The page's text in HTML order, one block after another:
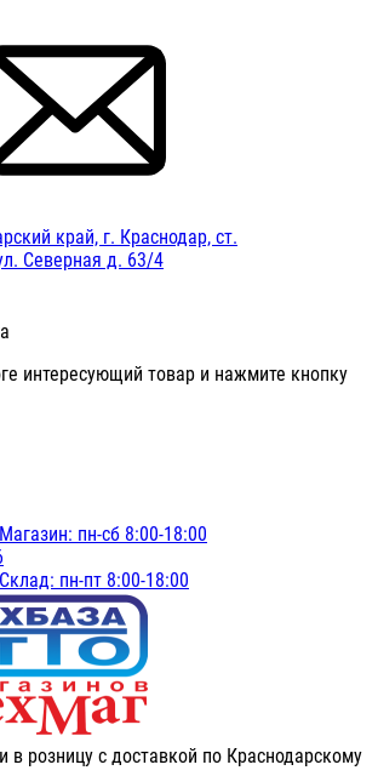
край, г. Краснодар, ст.
Северная д. 63/4
интересующий товар и нажмите кнопку
пн-сб 8:00-18:00
пн-пт 8:00-18:00
в розницу с доставкой по Краснодарскому